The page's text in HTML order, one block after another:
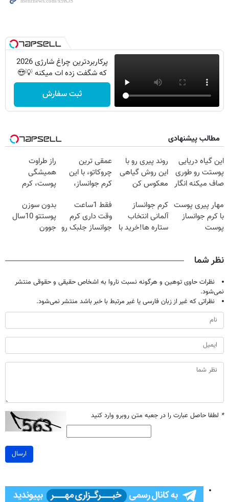
پرکاربردترین چراغ شارژی 2026
که شگفت زده ات میکنه 💡😍
ثبت سفارش
مطالب پیشنهادی
این گیاه دریایی
پوستت رو طوری
صاف میکنه انگار
شدی🔥
روند پیری رو با
این روش گیاهی
معکوس کن
عمقی ترین
چروکاتو، با این
کرم جوانساز،
تخفیف سفارش
فوری)
راز طراوت
همیشگی
پوست، کرم
45%تخفیف
مهار پیری پوست
با کرم جوانساز
پوست
کرم جوانساز
آلمانی انتخاب
ستاره ها!خرید با
فقط 1ساعت
وقت داری کرم
جوانساز جلبک رو
بدون سوزن
پوستتو 10سال
جوون
نظر شما
نظرات حاوی توهین و هرگونه نسبت ناروا به اشخاص حقیقی و حقوقی منتشر
نمی‌شود.
نظراتی که غیر از زبان فارسی یا غیر مرتبط با خبر باشد منتشر نمی‌شود.
* لطفا حاصل عبارت را در جعبه متن روبرو وارد کنید
ارسال